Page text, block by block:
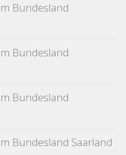
Bundesland
Bundesland
Bundesland
Bundesland Saarland